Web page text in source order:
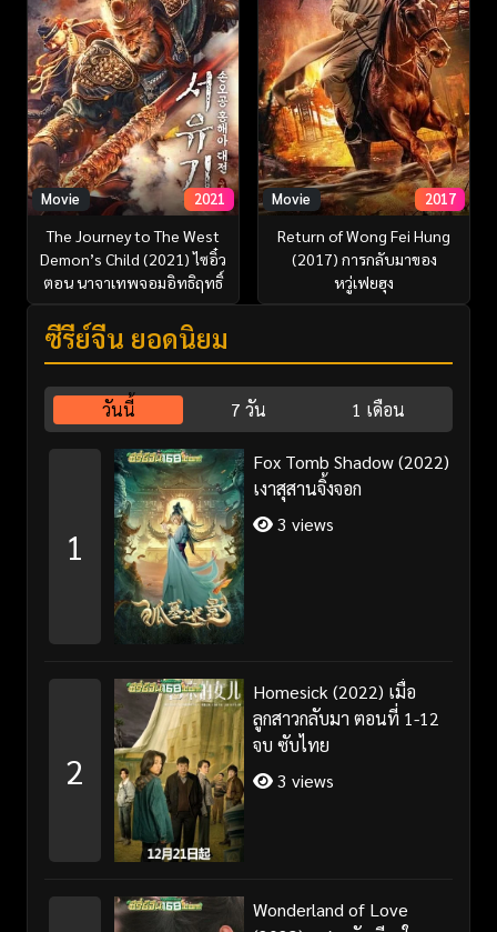
Movie 2021
The Journey to The West
Demon’s Child (2021) ไซอิ๋ว
ตอน นาจาเทพจอมอิทธิฤทธิ์
Movie 2017
Return of Wong Fei Hung
(2017) การกลับมาของ
หวู่เฟยฮุง
ซีรี่ย์จีน ยอดนิยม
วันนี้ 7 วัน 1 เดือน
1
Fox Tomb Shadow (2022)
เงาสุสานจิ้งจอก
3 views
2
Homesick (2022) เมื่อ
ลูกสาวกลับมา ตอนที่ 1-12
จบ ซับไทย
3 views
Wonderland of Love